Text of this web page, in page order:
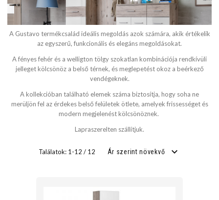
cm
cm
cm
A Gustavo termékcsalád ideális megoldás azok számára, akik értékelik
az egyszerű, funkcionális és elegáns megoldásokat.
A fényes fehér és a welligton tölgy szokatlan kombinációja rendkívüli
jelleget kölcsönöz a belső térnek, és meglepetést okoz a beérkező
vendégeknek.
A kollekcióban található elemek száma biztosítja, hogy soha ne
merüljön fel az érdekes belső felületek ötlete, amelyek frissességet és
modern megjelenést kölcsönöznek.
Lapraszerelten szállítjuk.
Találatok: 1-12 / 12 Ár szerint növekvő